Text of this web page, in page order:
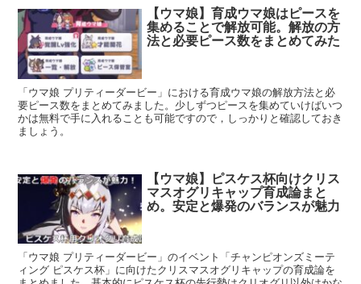
【ウマ娘】育成ウマ娘はピースを
集めることで解放可能。解放の方
法と必要ピース数をまとめてみた
「ウマ娘 プリティーダービー」における育成ウマ娘の解放方法と必
要ピース数をまとめてみました。少しずつピースを集めていけばいつ
かは無料で手に入れることも可能ですので，しっかりと確認しておき
ましょう。
【ウマ娘】ピスケス杯向けクリス
マスオグリキャップ育成論まと
め。安定と爆発のバランスが魅力
「ウマ娘 プリティーダービー」のイベント「チャンピオンズミーテ
ィング ピスケス杯」に向けたクリスマスオグリキャップの育成論を